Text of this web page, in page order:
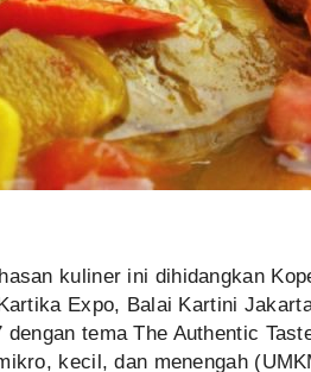
kuliner ini dihidangkan
Expo, Balai Kartini
dengan tema The Authentic
kecil, dan menengah